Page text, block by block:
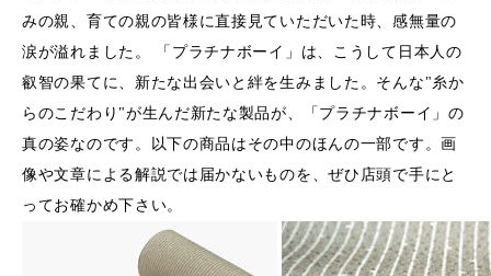
みの親、育ての親の皆様に直接見ていただいた時、感無量の
涙が溢れました。 「プラチナボーイ」は、こうして日本人の
叡智の果てに、新たな出会いと絆を生みました。そんな"糸か
らのこだわり"が生んだ新たな製品が、「プラチナボーイ」の
真の姿なのです。以下の商品はその中のほんの一部です。画
像や文章による解説では届かないものを、ぜひ店頭で手にと
ってお確かめ下さい。